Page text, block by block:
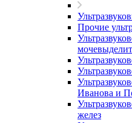
Прочие
Иванова и
желез